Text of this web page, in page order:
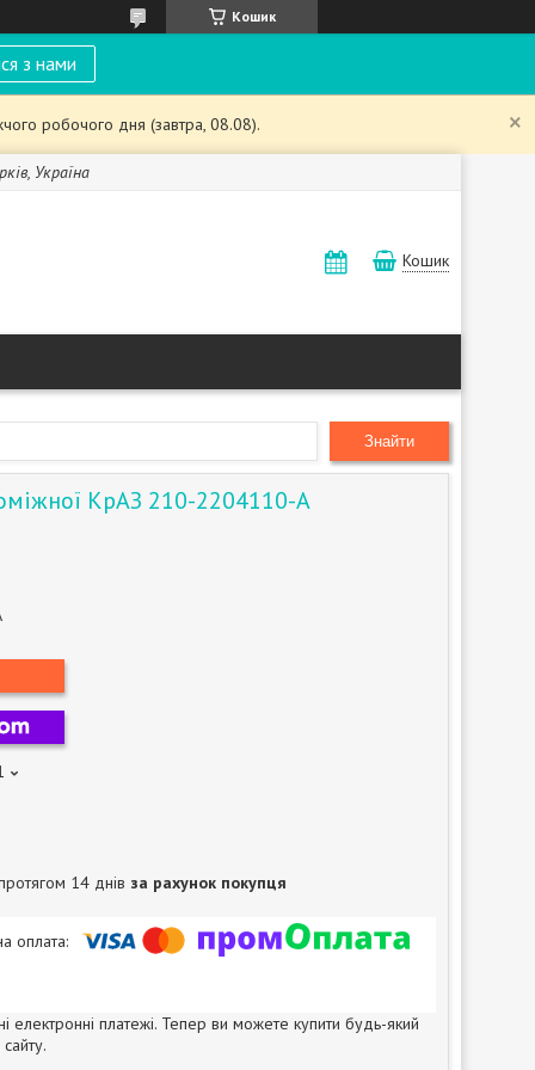
Кошик
з нами
робочого дня (завтра, 08.08).
Україна
Кошик
Знайти
КрАЗ 210-2204110-А
14 днів за рахунок покупця
електронні платежі. Тепер ви можете купити будь-який